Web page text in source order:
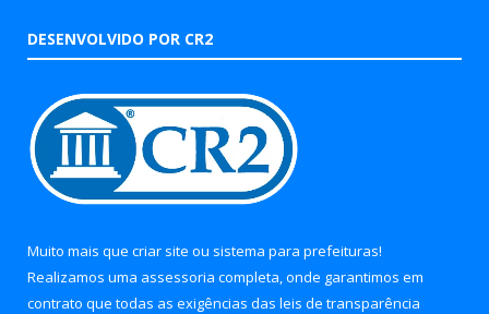
DESENVOLVIDO POR CR2
Muito mais que criar site ou sistema para prefeituras!
Realizamos uma assessoria completa, onde garantimos em
contrato que todas as exigências das leis de transparência